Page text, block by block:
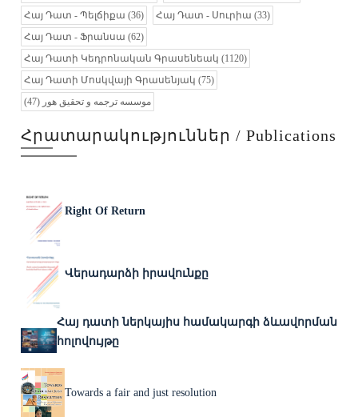
Հայ Դատ - Պելճիքա (36) Հայ Դատ - Սուրիա (33)
Հայ Դատ - Ֆրանսա (62)
Հայ Դատի Կեդրոնական Գրասենեակ (1120)
Հայ Դատի Մոսկվայի Գրասենյակ (75)
موسسه ترجمه و تحقیق هور (47)
Հրատարակություններ / Publications
Right Of Return
Վերադարձի իրավունքը
Հայ դատի ներկայիս համակարգի ձևավորման
հոլովույթը
Towards a fair and just resolution